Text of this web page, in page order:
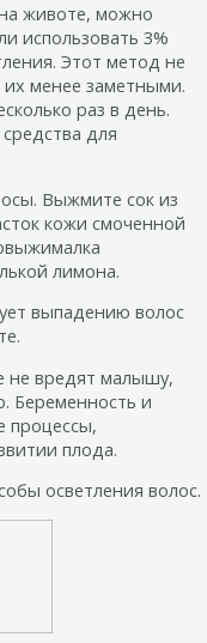
животе, можно
использовать 3%
Этот метод не
менее заметными.
раз в день.
для
Выжмите сок из
кожи смоченной
лимона.
выпадению волос
не вредят малышу,
Беременность и
процессы,
плода.
осветления волос.